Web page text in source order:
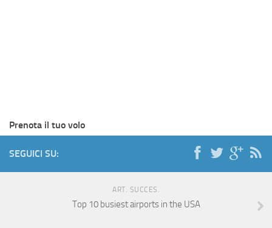
Prenota il tuo volo
SEGUICI SU:
ART. SUCCES.
Top 10 busiest airports in the USA